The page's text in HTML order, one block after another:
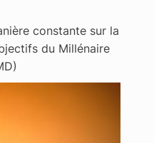
constante sur la
du Millénaire